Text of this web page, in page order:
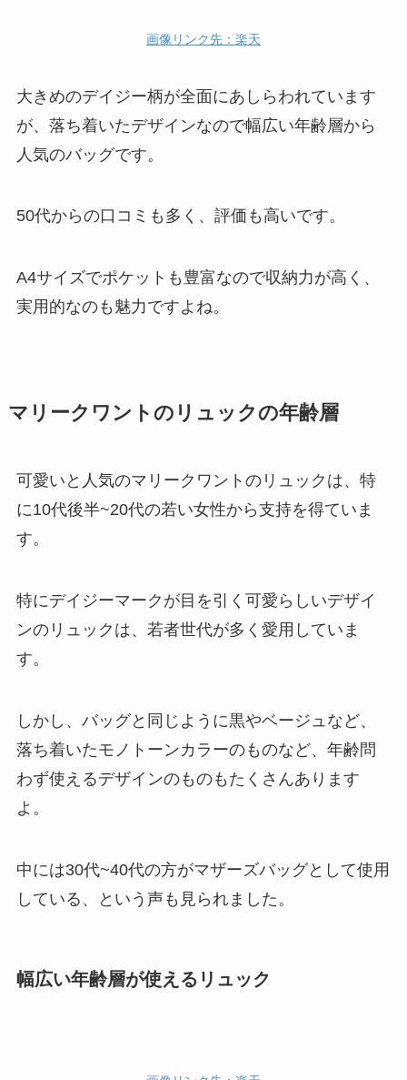
画像リンク先：楽天
大きめのデイジー柄が全面にあしらわれています
が、落ち着いたデザインなので幅広い年齢層から
人気のバッグです。
50代からの口コミも多く、評価も高いです。
A4サイズでポケットも豊富なので収納力が高く、
実用的なのも魅力ですよね。
マリークワントのリュックの年齢層
可愛いと人気のマリークワントのリュックは、特
に10代後半~20代の若い女性から支持を得ていま
す。
特にデイジーマークが目を引く可愛らしいデザイ
ンのリュックは、若者世代が多く愛用していま
す。
しかし、バッグと同じように黒やベージュなど、
落ち着いたモノトーンカラーのものなど、年齢問
わず使えるデザインのものもたくさんあります
よ。
中には30代~40代の方がマザーズバッグとして使用
している、という声も見られました。
幅広い年齢層が使えるリュック